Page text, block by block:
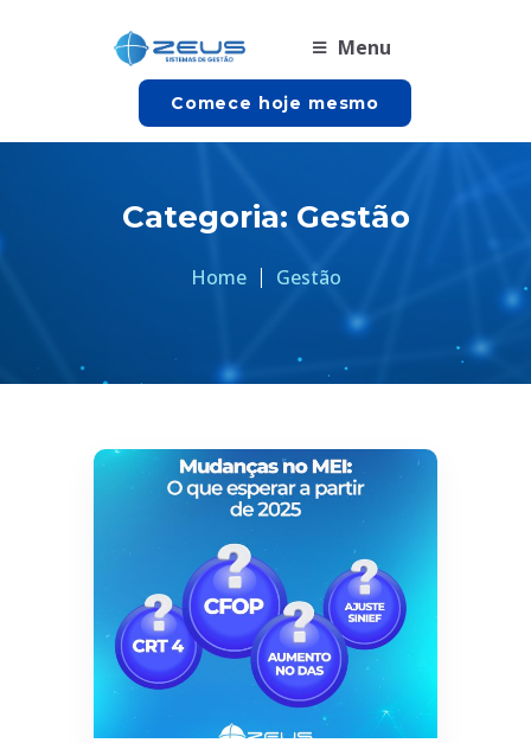
Menu
Comece hoje mesmo
Categoria: Gestão
Home Gestão